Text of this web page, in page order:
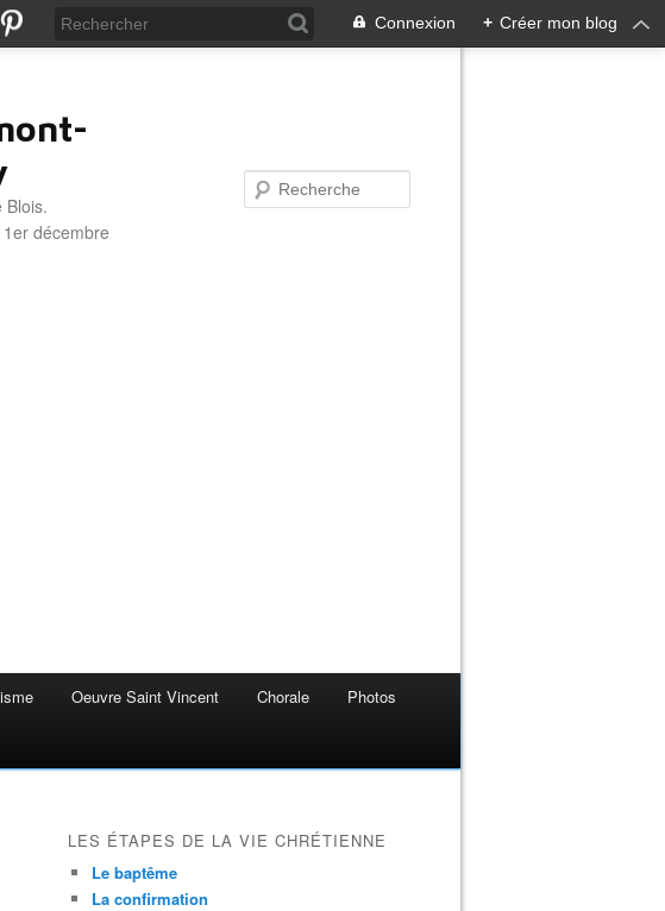
Connexion + Créer mon blog
Blois.
décembre
Oeuvre Saint Vincent Chorale Photos
LES ÉTAPES DE LA VIE CHRÉTIENNE
Le baptême
La confirmation